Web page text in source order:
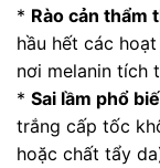
* Rào cản thẩm
hầu hết các
nơi melanin tích
* Sai lầm phổ
trắng cấp tốc
hoặc chất tẩy